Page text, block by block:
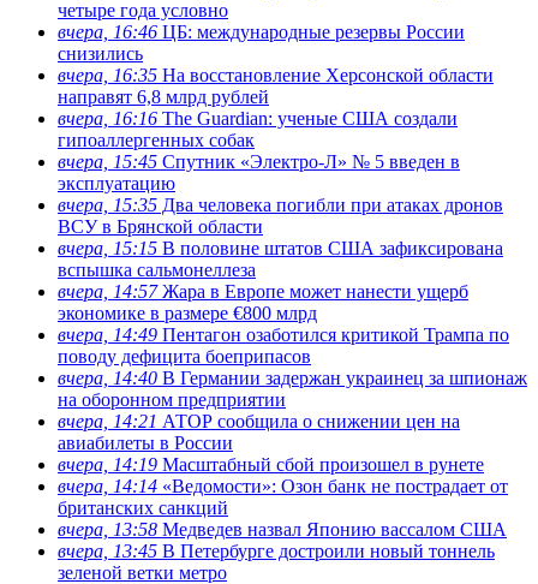
четыре года условно
вчера, 16:46 ЦБ: международные резервы России
снизились
вчера, 16:35 На восстановление Херсонской области
направят 6,8 млрд рублей
вчера, 16:16 The Guardian: ученые США создали
гипоаллергенных собак
вчера, 15:45 Спутник «Электро-Л» № 5 введен в
эксплуатацию
вчера, 15:35 Два человека погибли при атаках дронов
ВСУ в Брянской области
вчера, 15:15 В половине штатов США зафиксирована
вспышка сальмонеллеза
вчера, 14:57Жара в Европе может нанести ущерб
экономике в размере €800 млрд
вчера, 14:49 Пентагон озаботился критикой Трампа по
поводу дефицита боеприпасов
вчера, 14:40 В Германии задержан украинец за шпионаж
на оборонном предприятии
вчера, 14:21 АТОР сообщила о снижении цен на
авиабилеты в России
вчера, 14:19 Масштабный сбой произошел в рунете
вчера, 14:14 «Ведомости»: Озон банк не пострадает от
британских санкций
вчера, 13:58 Медведев назвал Японию вассалом США
вчера, 13:45 В Петербурге достроили новый тоннель
зеленой ветки метро